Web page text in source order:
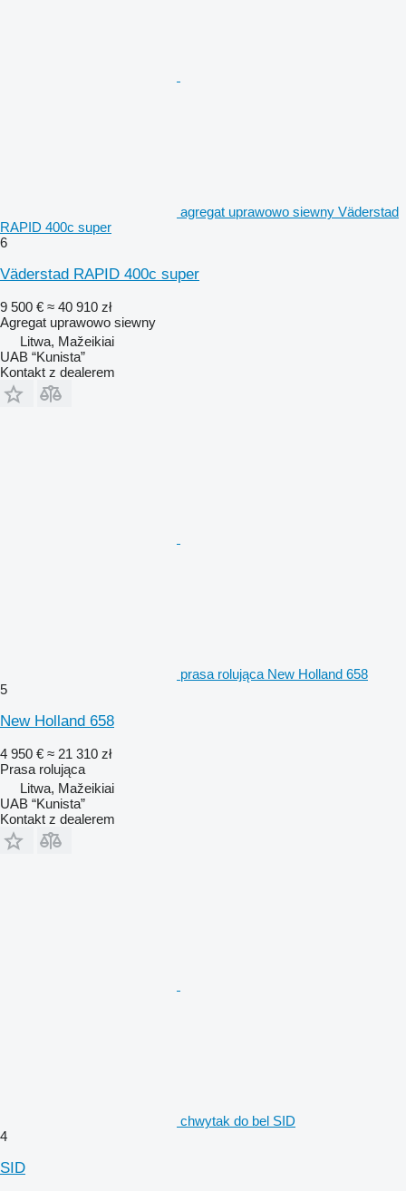
agregat uprawowo siewny Väderstad
RAPID 400c super
6
Väderstad RAPID 400c super
9 500 € ≈ 40 910 zł
Agregat uprawowo siewny
Litwa, Mažeikiai
UAB “Kunista”
Kontakt z dealerem
prasa rolująca New Holland 658
5
New Holland 658
4 950 € ≈ 21 310 zł
Prasa rolująca
Litwa, Mažeikiai
UAB “Kunista”
Kontakt z dealerem
chwytak do bel SID
4
SID